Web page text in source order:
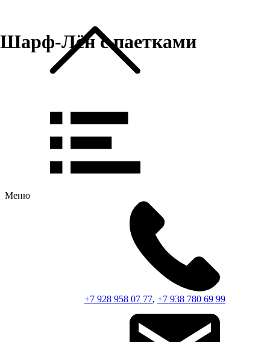
Меню
+7 928 958 07 77, +7 938 780 69 99
Шарф-Лён с паетками